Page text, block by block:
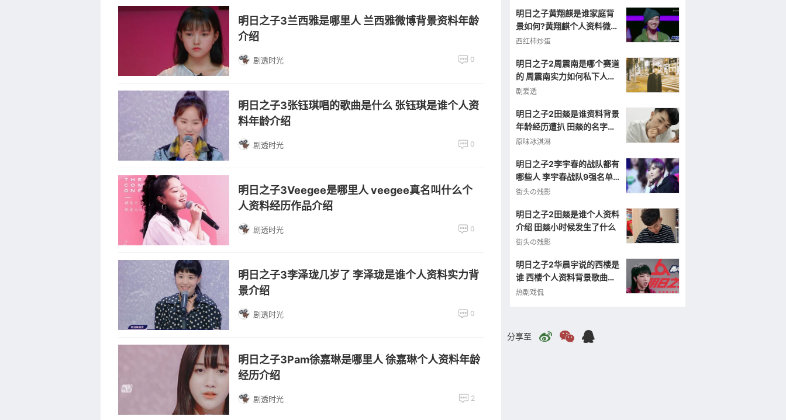
明日之子3兰西雅是哪里人 兰西雅微博背景资料年龄
介绍
剧透时光 0
明日之子3张钰琪唱的歌曲是什么 张钰琪是谁个人资
料年龄介绍
剧透时光 0
明日之子3Veegee是哪里人 veegee真名叫什么个
人资料经历作品介绍
剧透时光 0
明日之子3李泽珑几岁了 李泽珑是谁个人资料实力背
景介绍
剧透时光 0
明日之子3Pam徐嘉琳是哪里人 徐嘉琳个人资料年龄
经历介绍
剧透时光 2
明日之子黄翔麒是谁家庭背
景如何?黄翔麒个人资料微博
照片
西红柿炒蛋
明日之子2周震南是哪个赛道
的 周震南实力如何私下人品
介绍
剧爱透
明日之子2田燚是谁资料背景
年龄经历遭扒 田燚的名字怎
么念
原味冰淇淋
明日之子2李宇春的战队都有
哪些人 李宇春战队9强名单
曝光
街头の残影
明日之子2田燚是谁个人资料
介绍 田燚小时候发生了什么
街头の残影
明日之子2华晨宇说的西楼是
谁 西楼个人资料背景歌曲作
品照片
热剧戏侃
分享至